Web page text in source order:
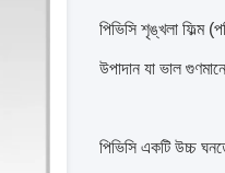
পিভিসি শৃঙ্খলা ফিল্ম
উপাদান যা ভাল
পিভিসি একটি উচ্চ